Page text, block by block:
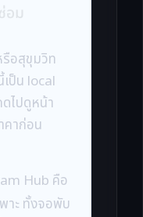
อสุขุมวิท
ป็น local
ไปดูหน้า
คาก่อน
Hub คือ
าะ ทั้งจอพับ